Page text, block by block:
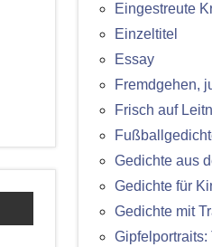
Eingestreute
Einzeltitel
Essay
Fremdgehen,
Frisch auf
Gedichte aus
Gedichte für
Gedichte mit
Gipfelportraits: